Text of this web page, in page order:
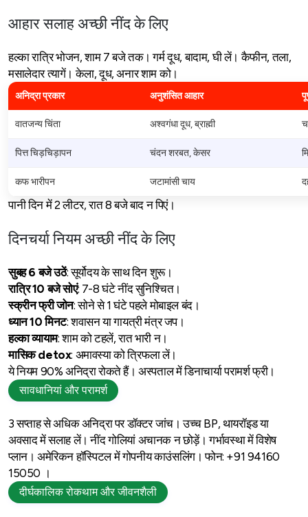
आहार सलाह अच्छी नींद के लिए
हल्का रात्रि भोजन, शाम 7 बजे तक। गर्म दूध, बादाम, घी लें। कैफीन, तला,
मसालेदार त्यागें। केला, दूध, अनार शाम को।
अनिद्रा प्रकार अनुशंसित आहार
वातजन्य चिंता अश्वगंधा दूध, ब्राह्मी
पित्त चिड़चिड़ापन चंदन शरबत, केसर
कफ भारीपन जटामांसी चाय
पानी दिन में 2 लीटर, रात 8 बजे बाद न पिएं।
दिनचर्या नियम अच्छी नींद के लिए
सुबह 6बजेउठें: सूर्योदय के साथ दिन शुरू।
रात्रि 10बजेसोएं: 7-8 घंटे नींद सुनिश्चित।
स्क्रीनफ्रीजोन: सोने से 1 घंटे पहले मोबाइल बंद।
ध्यान 10मिनट: शवासन या गायत्री मंत्र जप।
हल्काव्यायाम: शाम को टहलें, रात भारी न।
मासिक detox: अमावस्या को त्रिफला लें।
ये नियम 90% अनिद्रा रोकते हैं। अस्पताल में डिनाचार्या परामर्श फ्री।
सावधानियां और परामर्श
3 सप्ताह से अधिक अनिद्रा पर डॉक्टर जांच। उच्च BP, थायरॉइड या
अवसाद में सलाह लें। नींद गोलियां अचानक न छोड़ें। गर्भावस्था में विशेष
प्लान। अमेरिकन हॉस्पिटल में गोपनीय काउंसलिंग। फोन: +91 94160
15050 ।
दीर्घकालिक रोकथाम और जीवनशैली